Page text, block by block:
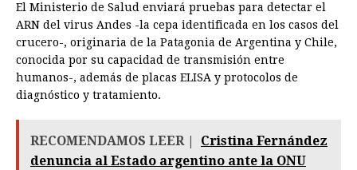
El Ministerio de Salud enviará pruebas para detectar el
ARN del virus Andes -la cepa identificada en los casos del
crucero-, originaria de la Patagonia de Argentina y Chile,
conocida por su capacidad de transmisión entre
humanos-, además de placas ELISA y protocolos de
diagnóstico y tratamiento.
RECOMENDAMOS LEER |
Cristina Fernández
denuncia al Estado argentino ante la ONU